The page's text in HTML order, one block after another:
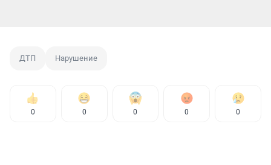
ДТП Нарушение
0 0 0 0 0